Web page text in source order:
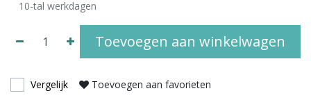
10-tal werkdagen
Toevoegen aan winkelwagen
Vergelijk Toevoegen aan favorieten